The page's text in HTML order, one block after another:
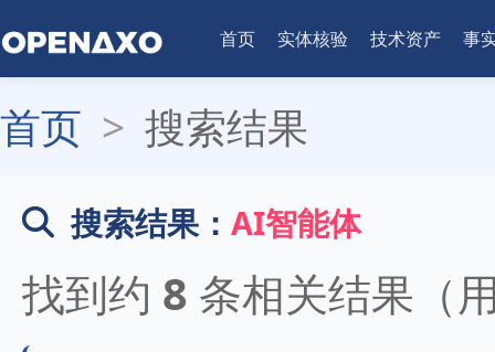
首页 实体核验 技术资产 事
首页 > 搜索结果
搜索结果： AI智能体
找到约 8 条相关结果（